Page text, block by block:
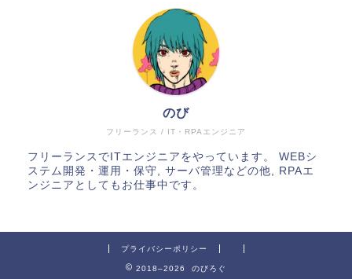
フリーランス / IT・RPAエンジニア
のび
フリーランスでITエンジニアをやっています。 WEBシ
ステム開発・運用・保守, サーバ管理などの他, RPAエ
ンジニアとしてもお仕事中です。
プライバシーポリシー
2018–2026 のびろぐ